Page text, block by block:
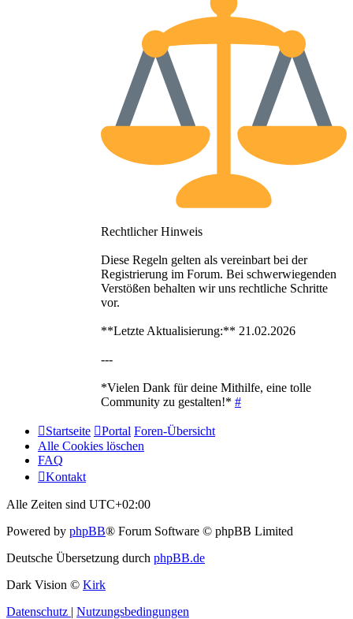
Rechtlicher Hinweis
Diese Regeln gelten als vereinbart bei der
Registrierung im Forum. Bei schwerwiegenden
Verstößen behalten wir uns rechtliche Schritte
vor.
**Letzte Aktualisierung:** 21.02.2026
---
*Vielen Dank für deine Mithilfe, eine tolle
Community zu gestalten!* #
Startseite Portal Foren-Übersicht
Alle Cookies löschen
FAQ
Kontakt
Alle Zeiten sind UTC+02:00
Powered by phpBB® Forum Software © phpBB Limited
Deutsche Übersetzung durch phpBB.de
Dark Vision © Kirk
Datenschutz | Nutzungsbedingungen